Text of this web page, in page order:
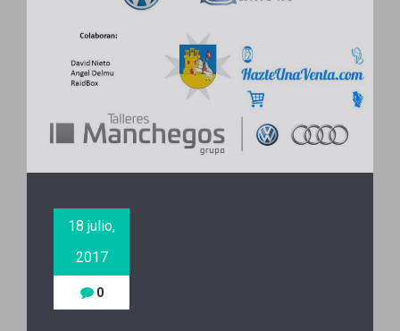
18 julio,
2017
0